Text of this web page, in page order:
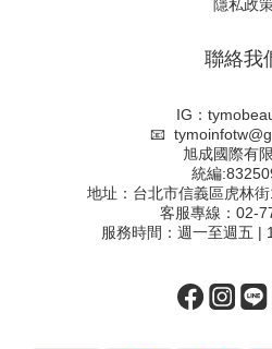
隱私政
聯絡我
IG：
📧
旭成國際有
統編
地址：台北市信義區虎林
客服專線：02-
服務時間：週一至週五 |